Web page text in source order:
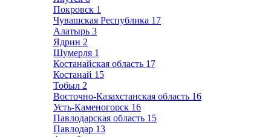
Покровск 1
Чувашская Республика 17
Алатырь 3
Ядрин 2
Шумерля 1
Костанайская область 17
Костанай 15
Тобыл 2
Восточно-Казахстанская область 16
Усть-Каменогорск 16
Павлодарская область 15
Павлодар 13